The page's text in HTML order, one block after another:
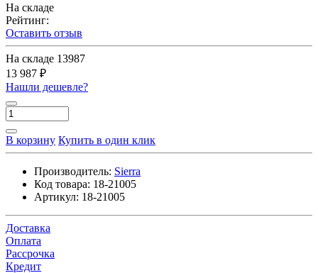
На складе
Рейтинг:
Оставить отзыв
На складе 13987
13 987 ₽
Нашли дешевле?
В корзину Купить в один клик
Производитель: Sierra
Код товара: 18-21005
Артикул: 18-21005
Доставка
Оплата
Рассрочка
Кредит